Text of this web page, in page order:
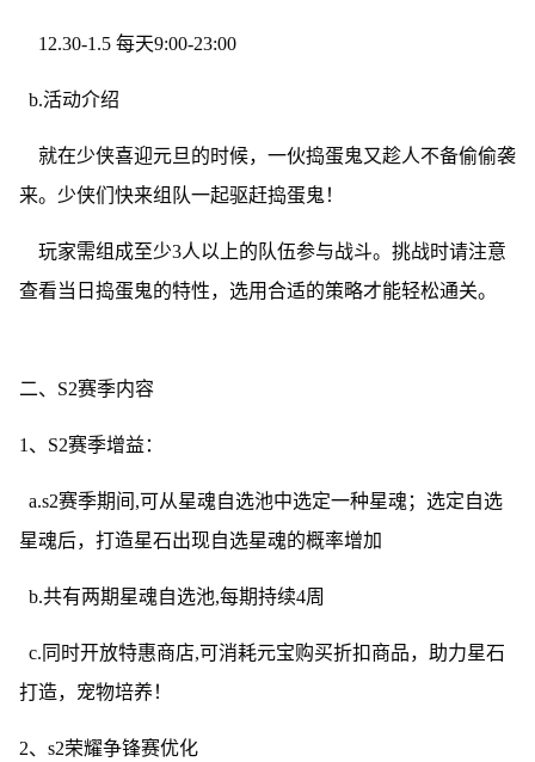
12.30-1.5 每天9:00-23:00
b.活动介绍
就在少侠喜迎元旦的时候，一伙捣蛋鬼又趁人不备偷偷袭
来。少侠们快来组队一起驱赶捣蛋鬼！
玩家需组成至少3人以上的队伍参与战斗。挑战时请注意
查看当日捣蛋鬼的特性，选用合适的策略才能轻松通关。
二、S2赛季内容
1、S2赛季增益：
a.s2赛季期间,可从星魂自选池中选定一种星魂；选定自选
星魂后，打造星石出现自选星魂的概率增加
b.共有两期星魂自选池,每期持续4周
c.同时开放特惠商店,可消耗元宝购买折扣商品，助力星石
打造，宠物培养！
2、s2荣耀争锋赛优化